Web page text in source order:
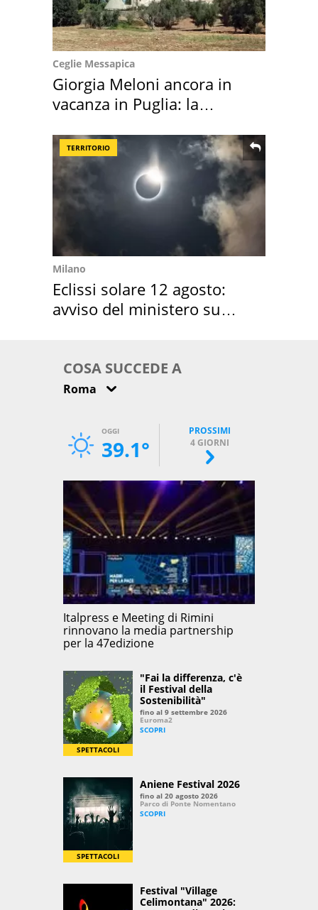
Ceglie Messapica
Giorgia Meloni ancora in
vacanza in Puglia: la
TERRITORIO
Milano
Eclissi solare 12 agosto:
avviso del ministero su